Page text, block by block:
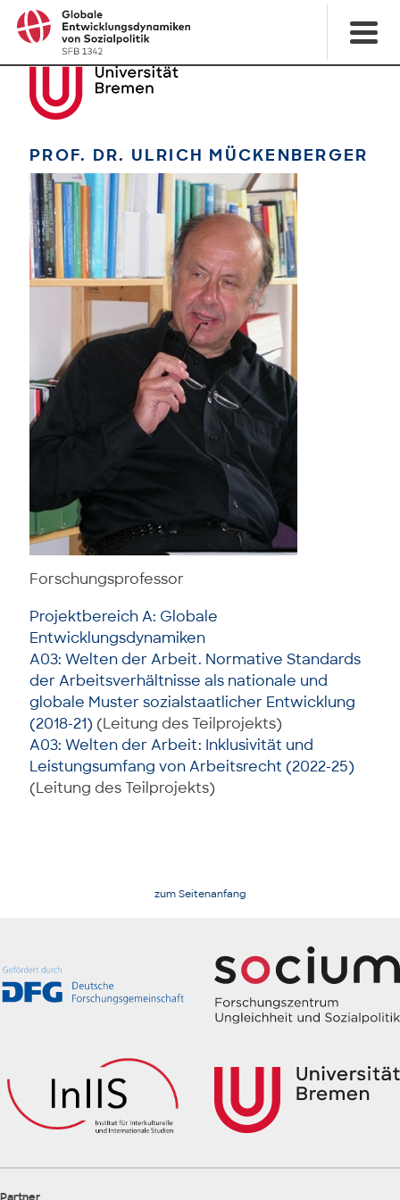
PROF. DR. ULRICH MÜCKENBERGER
Forschungsprofessor
Projektbereich A: Globale
Entwicklungsdynamiken
A03: Welten der Arbeit. Normative Standards
der Arbeitsverhältnisse als nationale und
globale Muster sozialstaatlicher Entwicklung
(2018-21) (Leitung des Teilprojekts)
A03: Welten der Arbeit: Inklusivität und
Leistungsumfang von Arbeitsrecht (2022-25)
(Leitung des Teilprojekts)
zum Seitenanfang